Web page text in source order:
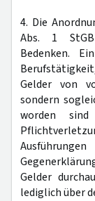
4. Die
Abs. 1
Bedenken.
Gelder von
sondern
worden
Gelder
lediglich über